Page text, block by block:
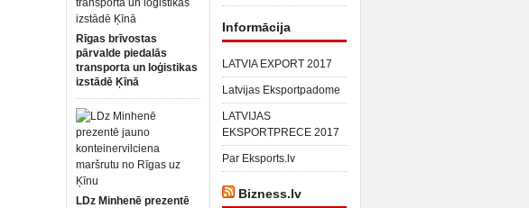
Rīgas brīvostas
pārvalde piedalās
transporta un loģistikas
izstādē Ķīnā
LDz Minhenē prezentē
Informācija
LATVIA EXPORT 2017
Latvijas Eksportpadome
LATVIJAS
EKSPORTPRECE 2017
Par Eksports.lv
Bizness.lv